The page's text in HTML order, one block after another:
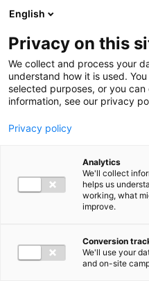
Ga direct naar de inhoud
English
Privacy on this
We collect and process your
understand how it is used.
selected purposes, or you can
information, see our privacy
Privacy policy
Analytics
We'll collect
helps us
working, what
improve.
Conversion
We'll use your
and on-site